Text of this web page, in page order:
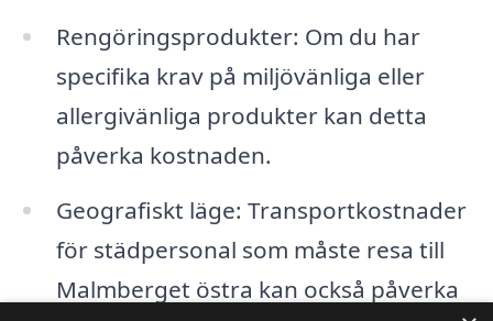
Rengöringsprodukter: Om du har
specifika krav på miljövänliga eller
allergivänliga produkter kan detta
påverka kostnaden.
Geografiskt läge: Transportkostnader
för städpersonal som måste resa till
Malmberget östra kan också påverka